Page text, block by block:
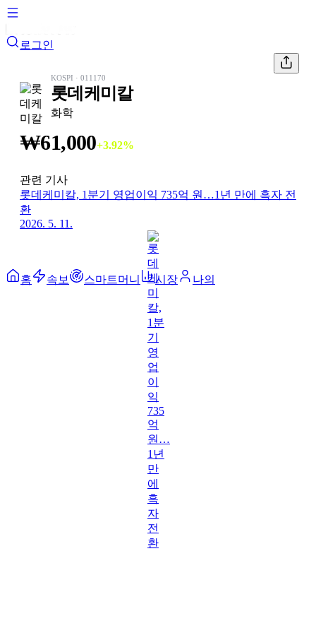
로그인
KOSPI · 011170
롯데케미칼
화학
₩61,000+3.92%
관련 기사
롯데케미칼, 1분기 영업이익 735억 원…1년 만에 흑자 전
환
2026. 5. 11.
홈 속보 스마트머니 시장 나의